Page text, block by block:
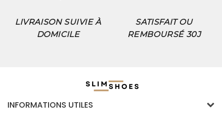
LIVRAISON SUIVIE À
DOMICILE
SATISFAIT OU
REMBOURSÉ 30J
INFORMATIONS UTILES